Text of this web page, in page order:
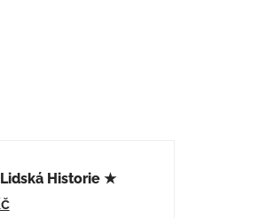
Lidská Historie ★